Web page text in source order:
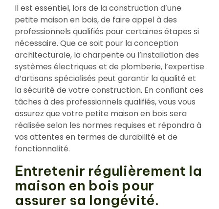
Il est essentiel, lors de la construction d’une
petite maison en bois, de faire appel à des
professionnels qualifiés pour certaines étapes si
nécessaire. Que ce soit pour la conception
architecturale, la charpente ou l’installation des
systèmes électriques et de plomberie, l’expertise
d’artisans spécialisés peut garantir la qualité et
la sécurité de votre construction. En confiant ces
tâches à des professionnels qualifiés, vous vous
assurez que votre petite maison en bois sera
réalisée selon les normes requises et répondra à
vos attentes en termes de durabilité et de
fonctionnalité.
Entretenir régulièrement la
maison en bois pour
assurer sa longévité.